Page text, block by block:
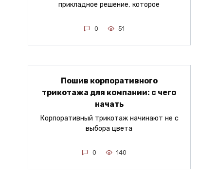
прикладное решение, которое
0 51
Пошив корпоративного
трикотажа для компании: с чего
начать
Корпоративный трикотаж начинают не с
выбора цвета
0 140